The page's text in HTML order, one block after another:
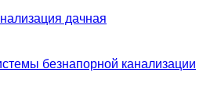
дачная
безнапорной канализации